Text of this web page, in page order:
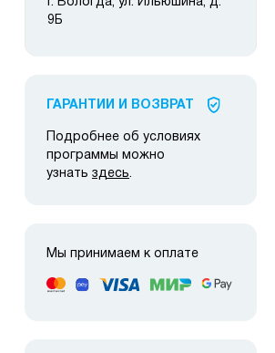
г. Вологда, ул. Ильюшина, д.
9Б
ГАРАНТИИ И ВОЗВРАТ
Подробнее об условиях
программы можно
узнать здесь.
Мы принимаем к оплате